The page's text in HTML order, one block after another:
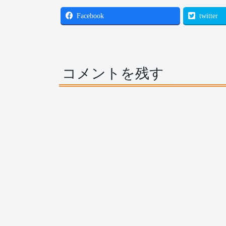
Facebook twitter
コメントを残す